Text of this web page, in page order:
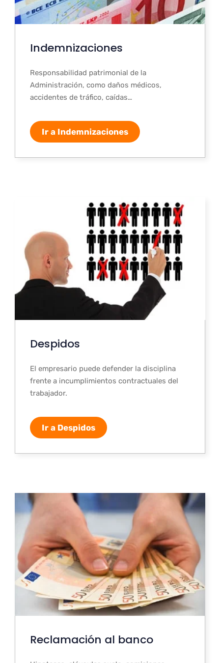
Indemnizaciones
Responsabilidad patrimonial de la
Administración, como daños médicos,
accidentes de tráfico, caídas…
Ir a Indemnizaciones
Despidos
El empresario puede defender la disciplina
frente a incumplimientos contractuales del
trabajador.
Ir a Despidos
Reclamación al banco